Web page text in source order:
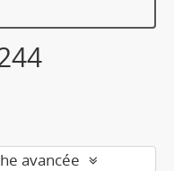
avancée